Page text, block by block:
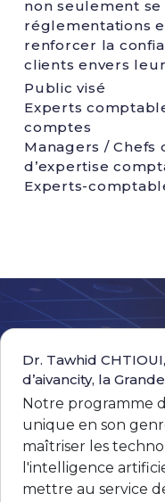
non seulement
réglementations
renforcer la
clients envers
Public visé
Experts
comptes
Managers / Chefs
d’expertise
Experts-
Dr. Tawhid
d’aivancity, la
Notre programme
unique en son
maîtriser les
l'intelligence
mettre au service